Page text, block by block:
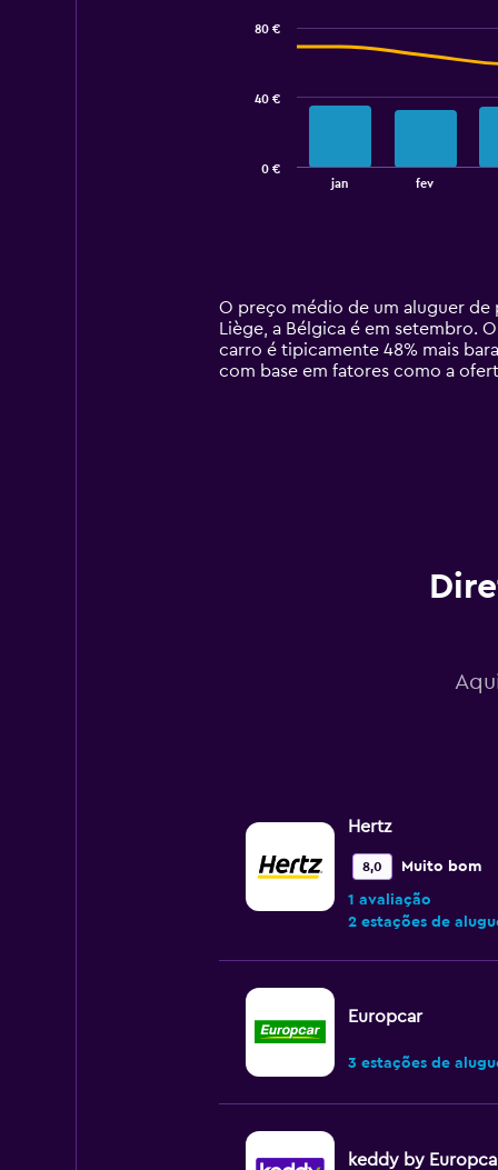
14
categories.
The
chart
jan fev
0 €
40 €
80 €
O preço médio de um aluguer de
Liège, a Bélgica é em setembro.
carro é tipicamente 48% mais
com base em fatores como a
Hertz
8,0 Muito bom
1 avaliação
2 estações de
Europcar
3 estações de
keddy by